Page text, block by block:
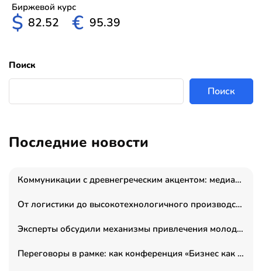
Биржевой курс
$ 82.52 € 95.39
Поиск
Поиск
Последние новости
Коммуникации с древнегреческим акцентом: медиаменеджер и журналист Владимир Дергачев запустил коммуникационное агентство «Сократ 2.0»
От логистики до высокотехнологичного производства: как основатель “гагаринга” выстраивает экосистему безопасности и гражданских БПЛА
Эксперты обсудили механизмы привлечения молодых специалистов в промышленные города
Переговоры в рамке: как конференция «Бизнес как искусство» переформатирует деловой этикет в стенах ТПП РФ